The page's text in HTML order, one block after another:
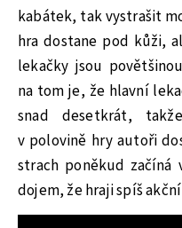
kabátek, tak vystrašit
hra dostane pod kůži,
lekačky jsou
na tom je, že hlavní
snad desetkrát,
v polovině hry autoři
strach poněkud
dojem, že hraji spíš